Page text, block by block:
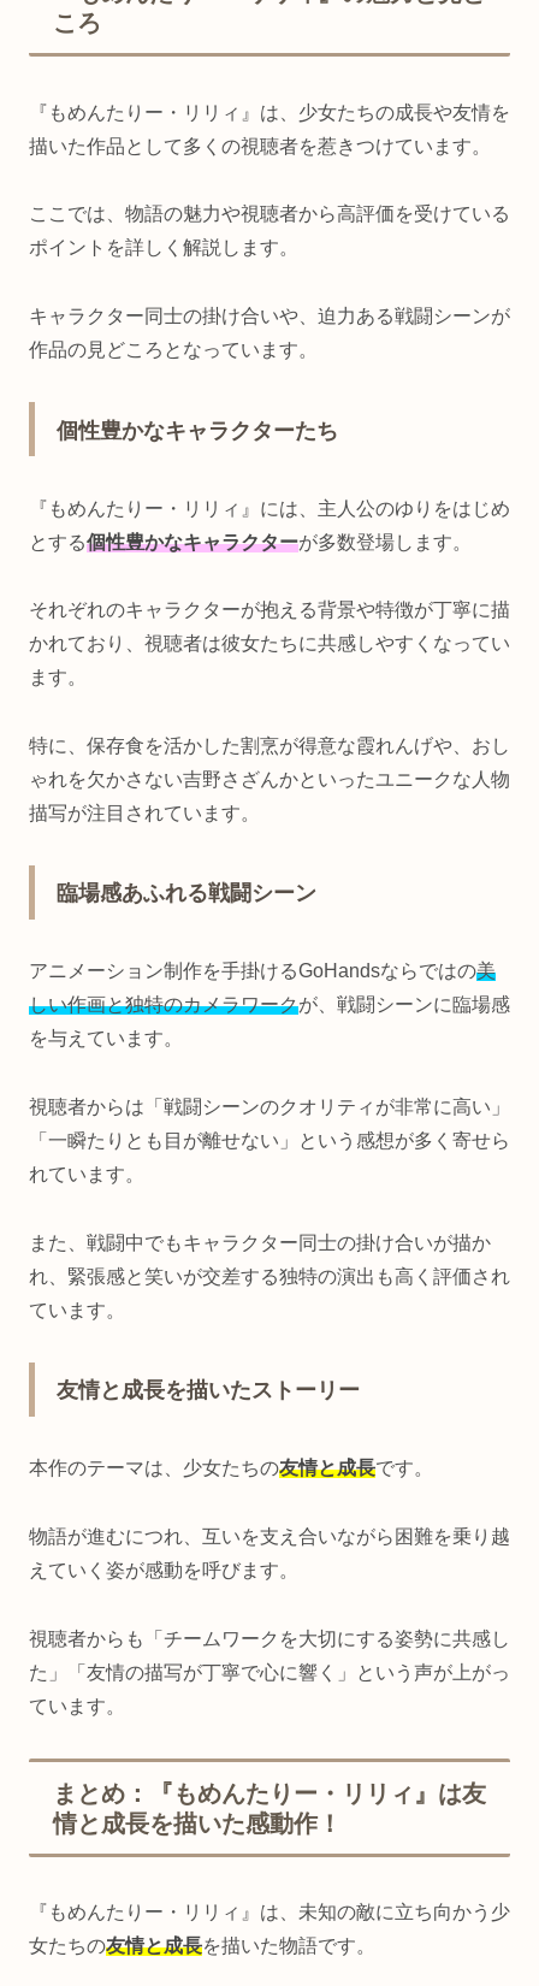
ころ
『もめんたりー・リリィ』は、少女たちの成長や友情を
描いた作品として多くの視聴者を惹きつけています。
ここでは、物語の魅力や視聴者から高評価を受けている
ポイントを詳しく解説します。
キャラクター同士の掛け合いや、迫力ある戦闘シーンが
作品の見どころとなっています。
個性豊かなキャラクターたち
『もめんたりー・リリィ』には、主人公のゆりをはじめ
とする個性豊かなキャラクターが多数登場します。
それぞれのキャラクターが抱える背景や特徴が丁寧に描
かれており、視聴者は彼女たちに共感しやすくなってい
ます。
特に、保存食を活かした割烹が得意な霞れんげや、おし
ゃれを欠かさない吉野さざんかといったユニークな人物
描写が注目されています。
臨場感あふれる戦闘シーン
アニメーション制作を手掛けるGoHandsならではの美
しい作画と独特のカメラワークが、戦闘シーンに臨場感
を与えています。
視聴者からは「戦闘シーンのクオリティが非常に高い」
「一瞬たりとも目が離せない」という感想が多く寄せら
れています。
また、戦闘中でもキャラクター同士の掛け合いが描か
れ、緊張感と笑いが交差する独特の演出も高く評価され
ています。
友情と成長を描いたストーリー
本作のテーマは、少女たちの友情と成長です。
物語が進むにつれ、互いを支え合いながら困難を乗り越
えていく姿が感動を呼びます。
視聴者からも「チームワークを大切にする姿勢に共感し
た」「友情の描写が丁寧で心に響く」という声が上がっ
ています。
まとめ：『もめんたりー・リリィ』は友
情と成長を描いた感動作！
『もめんたりー・リリィ』は、未知の敵に立ち向かう少
女たちの友情と成長を描いた物語です。